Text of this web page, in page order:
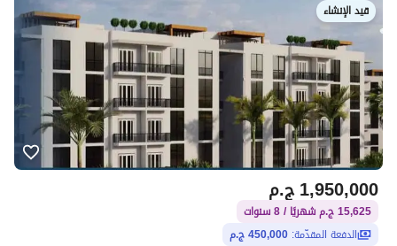
قيد الإنشاء
ج.م1,950,000
15,625 ج.م شهريًا / 8 سنوات
الدفعة المقدّمة: 450,000 ج.م